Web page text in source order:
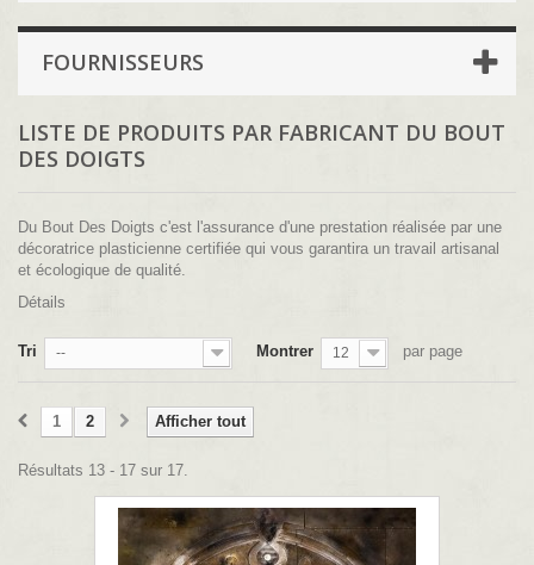
FOURNISSEURS
LISTE DE PRODUITS PAR FABRICANT DU BOUT
DES DOIGTS
Du Bout Des Doigts c'est l'assurance d'une prestation réalisée par une
décoratrice plasticienne certifiée qui vous garantira un travail artisanal
et écologique de qualité.
Détails
Tri -- Montrer 12 par page
Afficher tout
1 2
Résultats 13 - 17 sur 17.